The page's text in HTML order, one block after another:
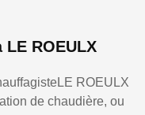
ROEULX
ROEULX
de chaudière, ou